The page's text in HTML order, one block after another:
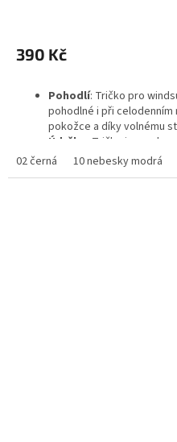
390 Kč
Pohodlí: Tričko pro
pohodlné i při celodenním
pokožce a díky volnému
Údržba
: Tričko je
°C, aby se zachovaly
02 černá 10 nebesky modrá